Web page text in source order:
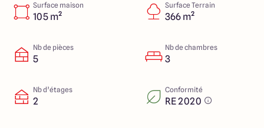
4.7 4.7
Surface maison
105 m²
Surface Terrain
366 m²
Nb de pièces
5
Nb de chambres
3
Nb d’étages
2
Conformité
RE 2020